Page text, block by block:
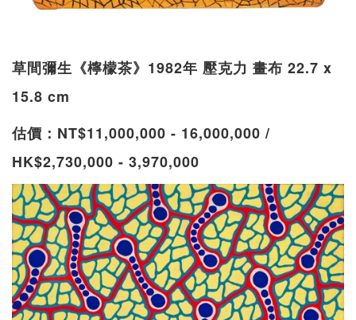
草間彌生《檸檬茶》1982年 壓克力 畫布 22.7 x
15.8 cm
估價：NT$11,000,000 - 16,000,000 /
HK$2,730,000 - 3,970,000